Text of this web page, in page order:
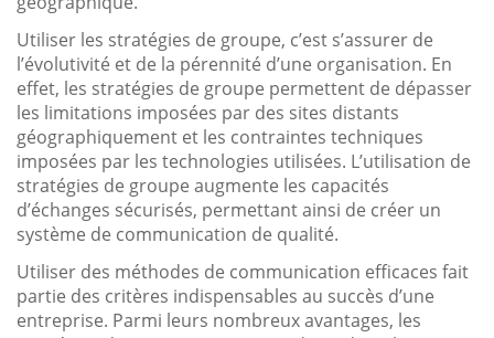
Utiliser les stratégies de groupe, c’est s’assurer de
l’évolutivité et de la pérennité d’une organisation. En
effet, les stratégies de groupe permettent de dépasser
les limitations imposées par des sites distants
géographiquement et les contraintes techniques
imposées par les technologies utilisées. L’utilisation de
stratégies de groupe augmente les capacités
d’échanges sécurisés, permettant ainsi de créer un
système de communication de qualité.
Utiliser des méthodes de communication efficaces fait
partie des critères indispensables au succès d’une
entreprise. Parmi leurs nombreux avantages, les